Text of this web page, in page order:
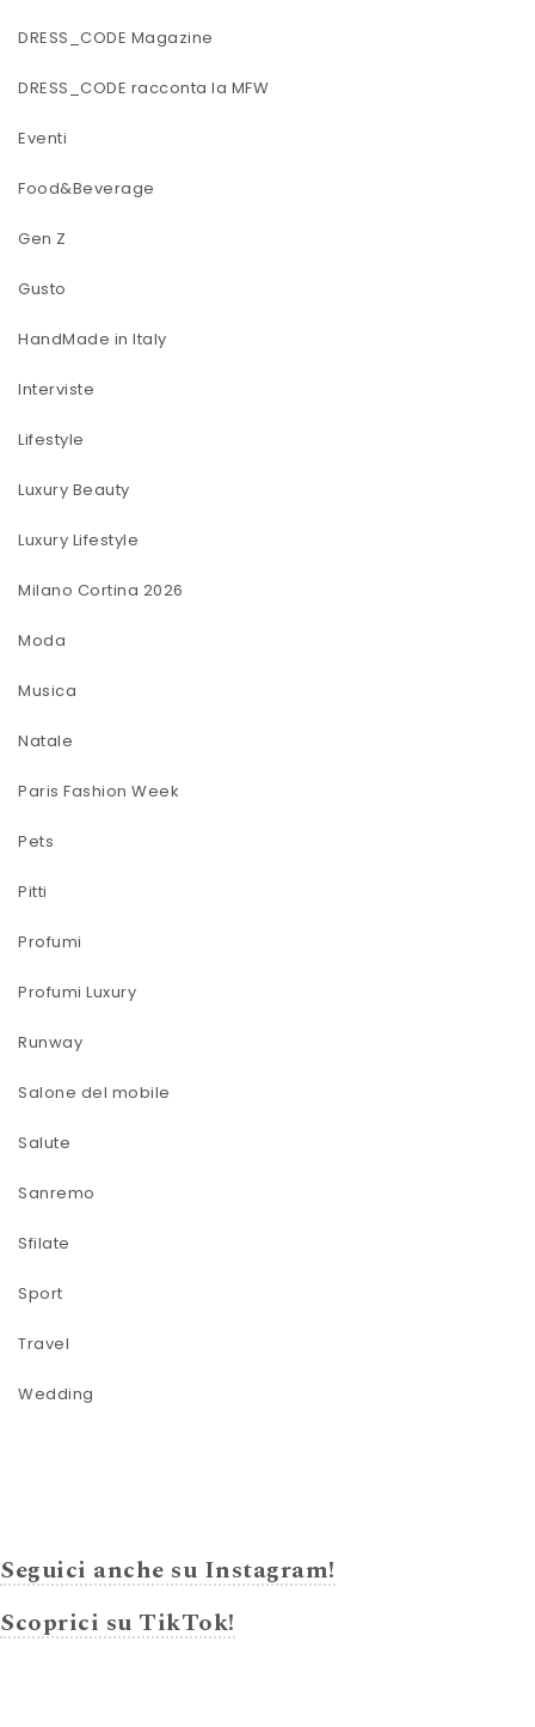
DRESS_CODE Magazine
DRESS_CODE racconta la MFW
Eventi
Food&Beverage
Gen Z
Gusto
HandMade in Italy
Interviste
Lifestyle
Luxury Beauty
Luxury Lifestyle
Milano Cortina 2026
Moda
Musica
Natale
Paris Fashion Week
Pets
Pitti
Profumi
Profumi Luxury
Runway
Salone del mobile
Salute
Sanremo
Sfilate
Sport
Travel
Wedding
Seguici anche su Instagram!
Scoprici su TikTok!